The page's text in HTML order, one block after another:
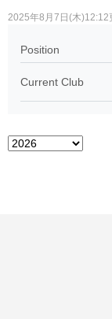
2025年8月7日(木)12:12
Position
Current Club